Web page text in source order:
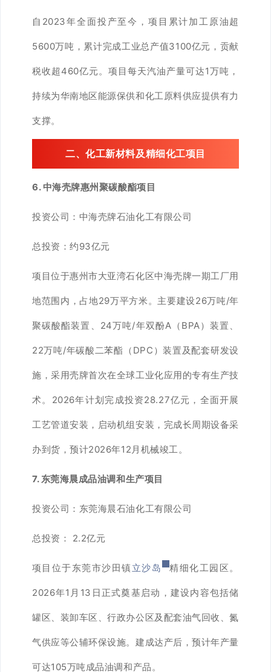
自2023年全面投产至今，项目累计加工原油超
5600万吨，累计完成工业总产值3100亿元，贡献
税收超460亿元。项目每天汽油产量可达1万吨，
持续为华南地区能源保供和化工原料供应提供有力
支撑。
二、化工新材料及精细化工项目
6. 中海壳牌惠州聚碳酸酯项目
投资公司：中海壳牌石油化工有限公司
总投资：约93亿元
项目位于惠州市大亚湾石化区中海壳牌一期工厂用
地范围内，占地29万平方米。主要建设26万吨/年
聚碳酸酯装置、24万吨/年双酚A（BPA）装置、
22万吨/年碳酸二苯酯（DPC）装置及配套研发设
施，采用壳牌首次在全球工业化应用的专有生产技
术。2026年计划完成投资28.27亿元，全面开展
工艺管道安装，启动机组安装，完成长周期设备采
办到货，预计2026年12月机械竣工。
7. 东莞海晨成品油调和生产项目
投资公司：东莞海晨石油化工有限公司
总投资： 2.2亿元
项目位于东莞市沙田镇立沙岛 精细化工园区。
2026年1月13日正式奠基启动，建设内容包括储
罐区、装卸车区、行政办公区及配套油气回收、氮
气供应等公辅环保设施。建成达产后，预计年产量
可达105万吨成品油调和产品。